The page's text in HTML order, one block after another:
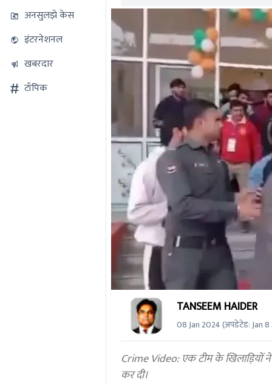
अनसुलझे केस
इंटरनेशनल
खबरदार
टॉपिक
seconds
secondsVolume
0%
TANSEEM HAIDER
08 Jan 2024(अपडेटेड: Jan
Crime Video: एक टीम के खिलाड़ियों
कर दी।